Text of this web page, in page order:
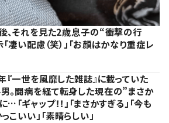
、それを見た2歳息子の“衝撃の行
い配慮（笑）」「お顔はかなり重症レ
『一世を風靡した雑誌』に載っていた
。闘病を経て転身した現在の”まさか
「ギャップ！！」「まさかすぎる」「今も
こいい」「素晴らしい」